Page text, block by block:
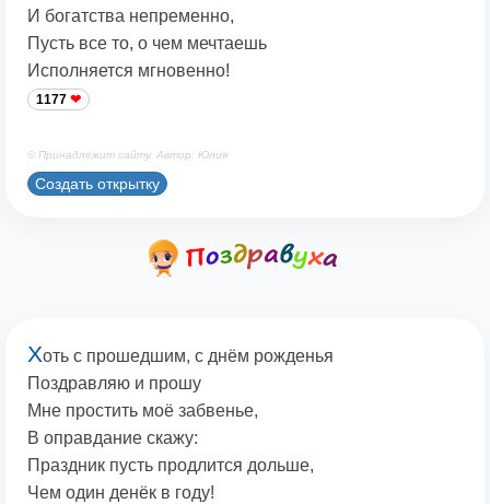
И богатства непременно,
Пусть все то, о чем мечтаешь
Исполняется мгновенно!
1177
© Принадлежит сайту. Автор: Юлия
Создать открытку
Хоть с прошедшим, с днём рожденья
Поздравляю и прошу
Мне простить моё забвенье,
В оправдание скажу:
Праздник пусть продлится дольше,
Чем один денёк в году!